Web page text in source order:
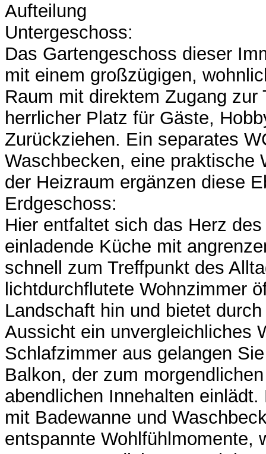
Aufteilung
Untergeschoss:
Das Gartengeschoss dieser
mit einem großzügigen,
Raum mit direktem Zugang zur
herrlicher Platz für Gäste,
Zurückziehen. Ein separates
Waschbecken, eine praktische
der Heizraum ergänzen diese
Erdgeschoss:
Hier entfaltet sich das Herz
einladende Küche mit
schnell zum Treffpunkt des
lichtdurchflutete Wohnzimmer
Landschaft hin und bietet
Aussicht ein unvergleichliches
Schlafzimmer aus gelangen
Balkon, der zum
abendlichen Innehalten einlädt.
mit Badewanne und
entspannte Wohlfühlmomente,